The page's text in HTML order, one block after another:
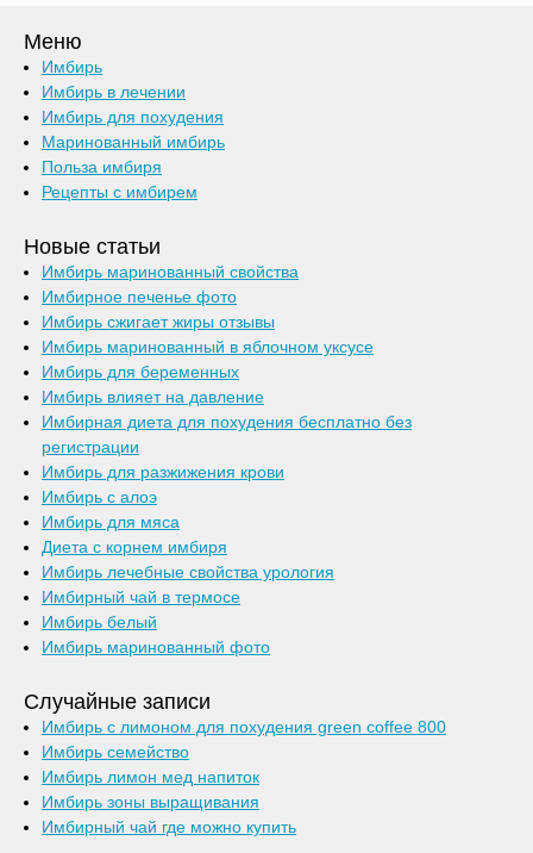
Меню
Имбирь
Имбирь в лечении
Имбирь для похудения
Маринованный имбирь
Польза имбиря
Рецепты с имбирем
Новые статьи
Имбирь маринованный свойства
Имбирное печенье фото
Имбирь сжигает жиры отзывы
Имбирь маринованный в яблочном уксусе
Имбирь для беременных
Имбирь влияет на давление
Имбирная диета для похудения бесплатно без
регистрации
Имбирь для разжижения крови
Имбирь с алоэ
Имбирь для мяса
Диета с корнем имбиря
Имбирь лечебные свойства урология
Имбирный чай в термосе
Имбирь белый
Имбирь маринованный фото
Случайные записи
Имбирь с лимоном для похудения green coffee 800
Имбирь семейство
Имбирь лимон мед напиток
Имбирь зоны выращивания
Имбирный чай где можно купить